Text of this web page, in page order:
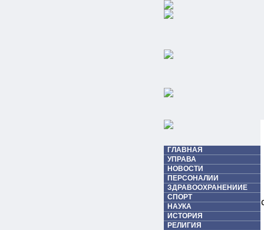
ГЛАВНАЯ
УПРАВА
НОВОСТИ
ПЕРСОНАЛИИ
ЗДРАВООХРАНЕНИИЕ
СПОРТ
НАУКА
ИСТОРИЯ
РЕЛИГИЯ